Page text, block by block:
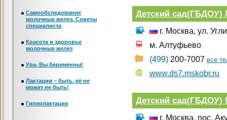
Детский
г. Москва, ул.
м. Алтуфьево
(499) 200-7007 все
www.ds7.mskobr.ru
Детский сад(ГБДОУ)
г. Москва, пос.
Самообследование
молочных желез. Советы
специалиста
Красота и здоровье
молочных желез
Ура, Вы беременны!
Лактации – быть, её не
может не быть!
Гиперлактация